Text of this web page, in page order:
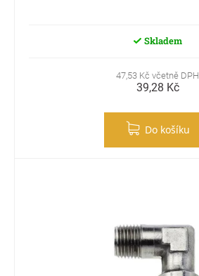
Skladem
47,53 Kč včetně DPH
39,28 Kč
Do košíku